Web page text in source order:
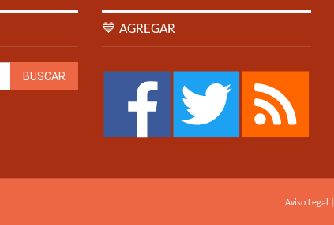
💙 AGREGAR
Aviso Legal